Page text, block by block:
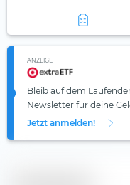
ANZEIGE
Bleib auf dem
Newsletter für deine
Jetzt anmelden!